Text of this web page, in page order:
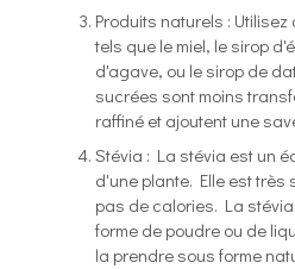
Produits naturels :
tels que le miel, le sirop
d'agave, ou le sirop de
sucrées sont moins
raffiné et ajoutent une
Stévia : La stévia est un
d'une plante. Elle est très
pas de calories. La
forme de poudre ou de
la prendre sous forme